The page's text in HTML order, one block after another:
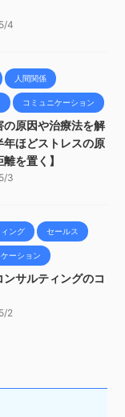
4
人間関係
コミュニケーション
の原因や治療法を解
年ほどストレスの原
を置く】
3
ング セールス
ーション
ンサルティングのコ
2